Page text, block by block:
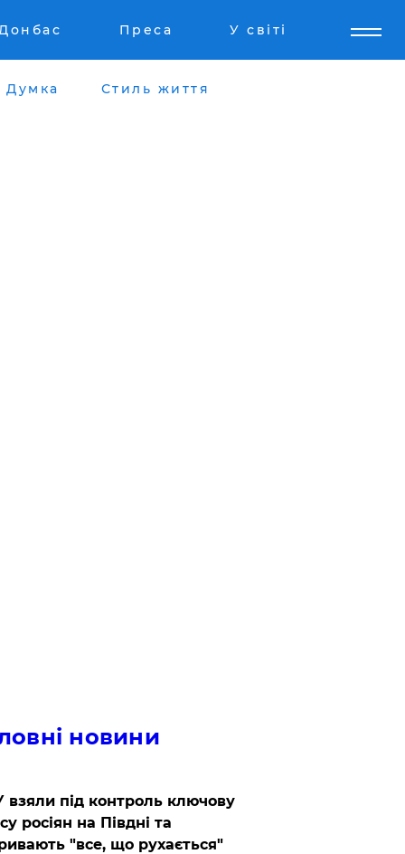
Преса У світі
Думка Стиль життя
новини
взяли під контроль ключову
росіян на Півдні та
"все, що рухається"